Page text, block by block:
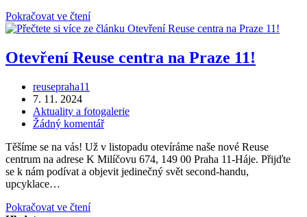
Pokračovat ve čteníVítejte
v
na
u
nás
Otevření Reuse centra na Praze 11!
Autor
příspěvku
reusepraha11
Příspěvek
byl
publikován
7. 11. 2024
Rubriky
příspěvku
Aktuality a fotogalerie
Komentáře
příspěvku
Žádný komentář
Těšíme se na vás! Už v listopadu otevíráme naše nové Reuse
centrum na adrese K Milíčovu 674, 149 00 Praha 11-Háje. Přijďte
se k nám podívat a objevit jedinečný svět second-handu,
upcyklace…
Pokračovat ve čteníOtevření